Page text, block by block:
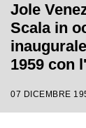
Jole
Scala in
1959 con
regia di
07 DICEMBRE